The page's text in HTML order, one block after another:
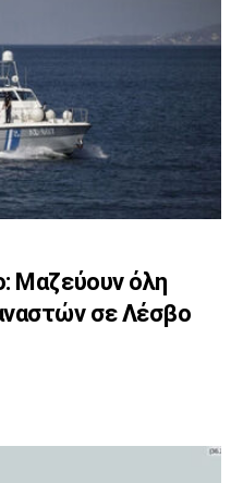
Μαζεύουν όλη
σε Λέσβο